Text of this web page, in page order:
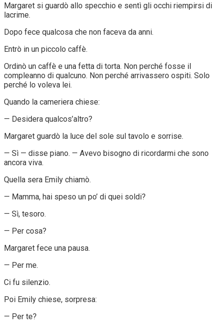
Margaret si guardò allo specchio e sentì gli occhi riempirsi di
lacrime.
Dopo fece qualcosa che non faceva da anni.
Entrò in un piccolo caffè.
Ordinò un caffè e una fetta di torta. Non perché fosse il
compleanno di qualcuno. Non perché arrivassero ospiti. Solo
perché lo voleva lei.
Quando la cameriera chiese:
— Desidera qualcos’altro?
Margaret guardò la luce del sole sul tavolo e sorrise.
— Sì — disse piano. — Avevo bisogno di ricordarmi che sono
ancora viva.
Quella sera Emily chiamò.
— Mamma, hai speso un po’ di quei soldi?
— Sì, tesoro.
— Per cosa?
Margaret fece una pausa.
— Per me.
Ci fu silenzio.
Poi Emily chiese, sorpresa:
— Per te?